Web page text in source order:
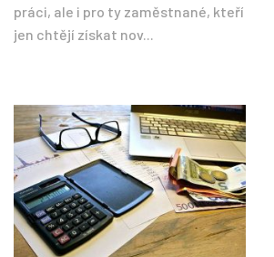
práci, ale i pro ty zaměstnané, kteří
jen chtějí získat nov...